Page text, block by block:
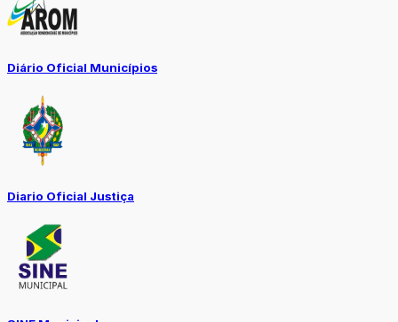
Diário Oficial Municípios
Diario Oficial Justiça